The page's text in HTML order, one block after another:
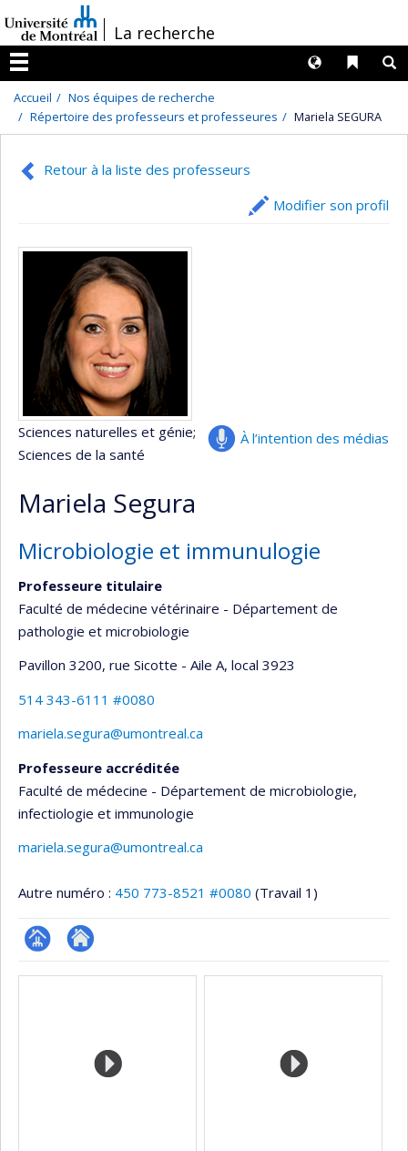
au
contenu
/La recherche
Menu
Liens
Langues
Accueil
Nos équipes de recherche
Répertoire des professeurs et professeures
Mariela SEGURA
Retour à la liste des professeurs
Modifier son profil
À l’intention des médias
Sciences naturelles et génie;
Sciences de la santé
Mariela Segura
Microbiologie et immunulogie
Professeure titulaire
Faculté de médecine vétérinaire - Département de
pathologie et microbiologie
Pavillon 3200, rue Sicotte - Aile A, local 3923
514 343-6111 #0080
mariela.segura@umontreal.ca
Professeure accréditée
Faculté de médecine - Département de microbiologie,
infectiologie et immunologie
mariela.segura@umontreal.ca
Autre numéro : 450 773-8521 #0080 (Travail 1)
Page Site
recherche
Médias